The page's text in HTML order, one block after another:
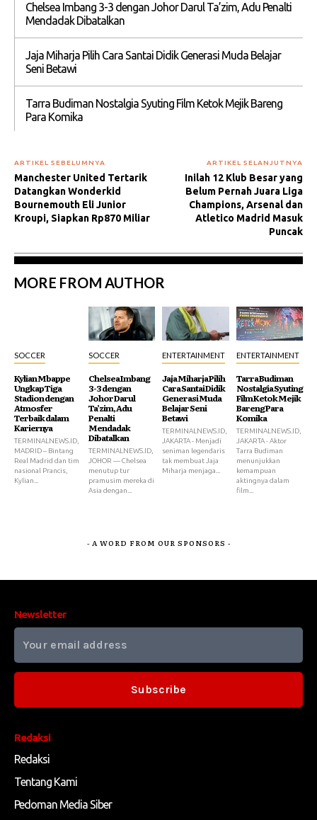
Chelsea Imbang 3-3 dengan Johor Darul Ta’zim, Adu Penalti
Mendadak Dibatalkan
Jaja Miharja Pilih Cara Santai Didik Generasi Muda Belajar
Seni Betawi
Tarra Budiman Nostalgia Syuting Film Ketok Mejik Bareng
Para Komika
ARTIKEL SEBELUMNYA
Manchester United Tertarik
Datangkan Wonderkid
Bournemouth Eli Junior
Kroupi, Siapkan Rp870 Miliar
ARTIKEL SELANJUTNYA
Inilah 12 Klub Besar yang
Belum Pernah Juara Liga
Champions, Arsenal dan
Atletico Madrid Masuk
Puncak
MORE FROM AUTHOR
SOCCER
Kylian Mbappe
Ungkap Tiga
Stadion dengan
Atmosfer
Terbaik dalam
Kariernya
TERMINALNEWS.ID,
MADRID – Bintang
Real Madrid dan tim
nasional Prancis,
Kylian...
SOCCER
Chelsea Imbang
3-3 dengan
Johor Darul
Ta’zim, Adu
Penalti
Mendadak
Dibatalkan
TERMINALNEWS.ID,
JOHOR — Chelsea
menutup tur
pramusim mereka di
Asia dengan...
ENTERTAINMENT
Jaja Miharja Pilih
Cara Santai Didik
Generasi Muda
Belajar Seni
Betawi
TERMINALNEWS.ID,
JAKARTA - Menjadi
seniman legendaris
tak membuat Jaja
Miharja menjaga...
ENTERTAINMENT
Tarra Budiman
Nostalgia Syuting
Film Ketok Mejik
Bareng Para
Komika
TERMINALNEWS.ID,
JAKARTA - Aktor
Tarra Budiman
menunjukkan
kemampuan
aktingnya dalam
film...
- A WORD FROM OUR SPONSORS -
Redaksi
Redaksi
Tentang Kami
Pedoman Media Siber
Newsletter
Subscribe